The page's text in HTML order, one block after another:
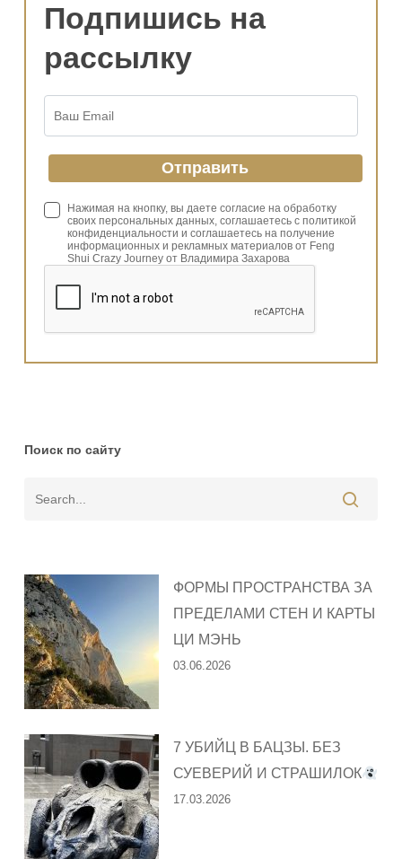
Подпишись на
рассылку
Нажимая на кнопку, вы даете согласие на обработку
своих персональных данных, соглашаетесь с политикой
конфиденциальности и соглашаетесь на получение
информационных и рекламных материалов от Feng
Shui Crazy Journey от Владимира Захарова
Поиск по сайту
ФОРМЫ ПРОСТРАНСТВА ЗА
ПРЕДЕЛАМИ СТЕН И КАРТЫ
ЦИ МЭНЬ
03.06.2026
7 УБИЙЦ В БАЦЗЫ. БЕЗ
СУЕВЕРИЙ И СТРАШИЛОК
17.03.2026